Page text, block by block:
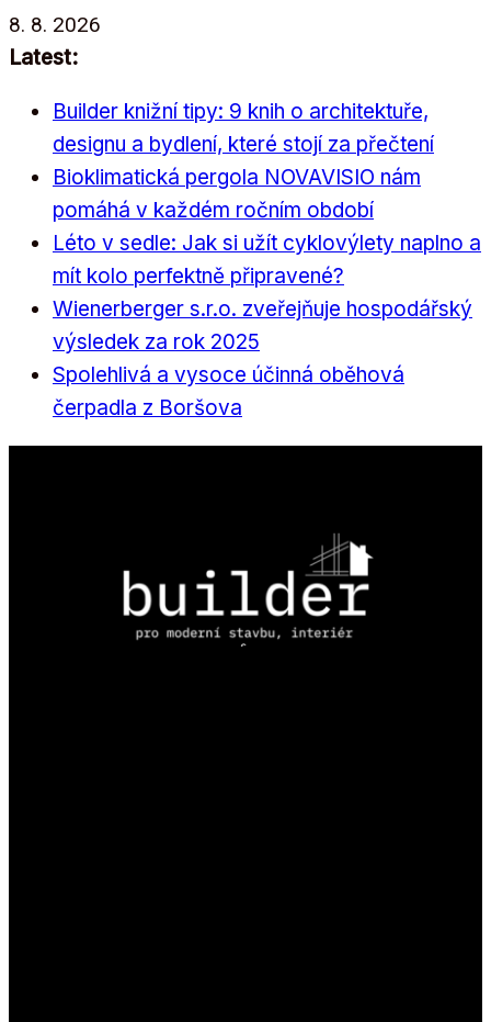
Přeskočit
na
8. 8. 2026
Latest:
Builder knižní tipy: 9 knih o architektuře,
designu a bydlení, které stojí za přečtení
Bioklimatická pergola NOVAVISIO nám
pomáhá v každém ročním období
Léto v sedle: Jak si užít cyklovýlety naplno a
mít kolo perfektně připravené?
Wienerberger s.r.o. zveřejňuje hospodářský
výsledek za rok 2025
Spolehlivá a vysoce účinná oběhová
čerpadla z Boršova